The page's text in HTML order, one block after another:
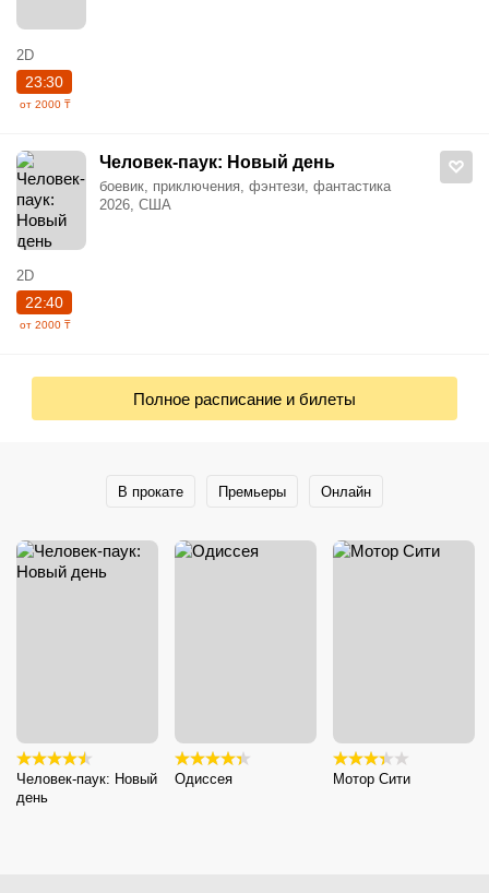
2D
23:30
от 2000 ₸
Человек-паук: Новый день
боевик, приключения, фэнтези, фантастика
2026, США
2D
22:40
от 2000 ₸
Полное расписание и билеты
В прокате Премьеры Онлайн
Человек-паук: Новый
день
Одиссея Мотор Сити